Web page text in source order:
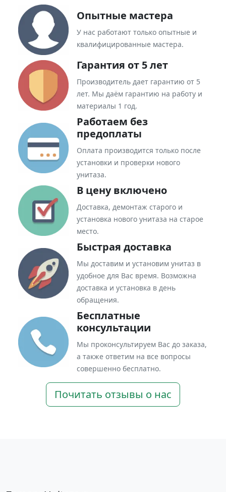
Опытные мастера
У нас работают только опытные и
квалифицированные мастера.
Гарантия от 5 лет
Производитель дает гарантию от 5
лет. Мы даём гарантию на работу и
материалы 1 год.
Работаем без
предоплаты
Оплата производится только после
установки и проверки нового
унитаза.
В цену включено
Доставка, демонтаж старого и
установка нового унитаза на старое
место.
Быстрая доставка
Мы доставим и установим унитаз в
удобное для Вас время. Возможна
доставка и установка в день
обращения.
Бесплатные
консультации
Мы проконсультируем Вас до заказа,
а также ответим на все вопросы
совершенно бесплатно.
Почитать отзывы о нас